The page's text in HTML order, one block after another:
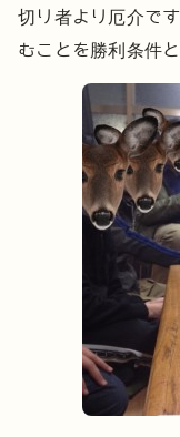
切り者より厄介です
むことを勝利条件